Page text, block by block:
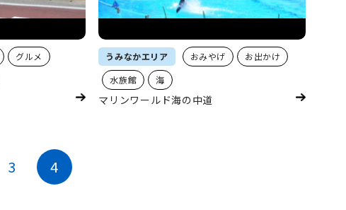
グルメ
うみなかエリア おみやげ
お出かけ
水族館
海
マリンワールド海の中道
3 4